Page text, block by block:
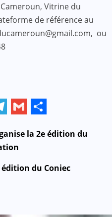
Vitrine du
de référence au
ou
la 2e édition du
du Coniec